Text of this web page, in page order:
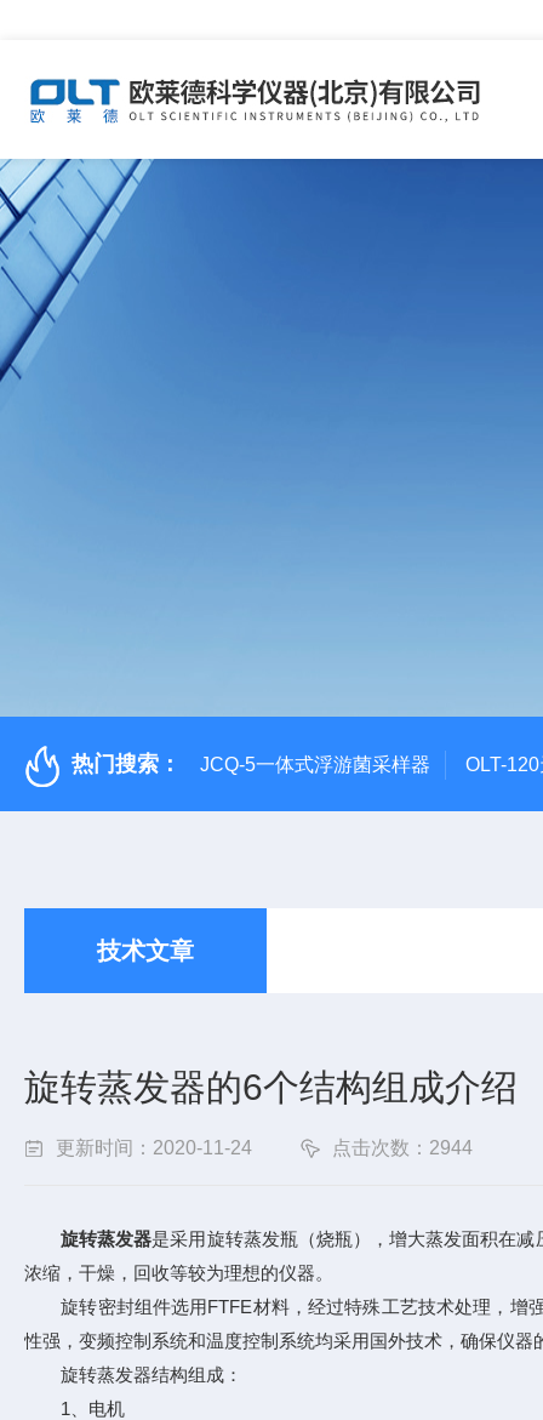
热门搜索： JCQ-5一体式浮游菌采样器 OLT-
技术文章
旋转蒸发器的6个结构组成介绍
更新时间：2020-11-24 点击次数：2944
旋转蒸发器是采用旋转蒸发瓶（烧瓶），增大蒸发面积在
浓缩，干燥，回收等较为理想的仪器。
旋转密封组件选用FTFE材料，经过特殊工艺技术处理，增
性强，变频控制系统和温度控制系统均采用国外技术，确保仪器
旋转蒸发器结构组成：
1、电机